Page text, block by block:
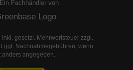
Ein Fachhändler von
gesetzl. Mehrwertsteuer zzgl.
ggf. Nachnahmegebühren, wenn
anders angegeben.